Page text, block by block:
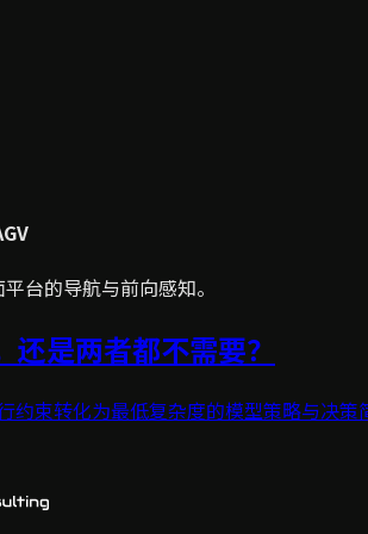
台的导航与前向感知。
还是两者都不需要？
约束转化为最低复杂度的模型策略与决策